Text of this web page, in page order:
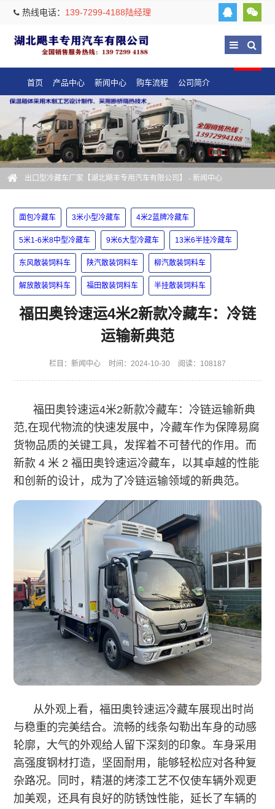
热线电话： 139-7299-4188陆经理
首页 产品中心 新闻中心 购车流程 公司简介
出口型冷藏车厂家【湖北飓丰专用汽车有限公司】 - 新闻中心
面包冷藏车 3米小型冷藏车 4米2蓝牌冷藏车
5米1-6米8中型冷藏车 9米6大型冷藏车 13米6半挂冷藏车
东风散装饲料车 陕汽散装饲料车 柳汽散装饲料车
解放散装饲料车 福田散装饲料车 半挂散装饲料车
福田奥铃速运4米2新款冷藏车：冷链
运输新典范
栏目： 新闻中心 时间：2024-10-30 阅读：108187
福田奥铃速运4米2新款冷藏车：冷链运输新典
范,在现代物流的快速发展中，冷藏车作为保障易腐
货物品质的关键工具，发挥着不可替代的作用。而
新款 4 米 2 福田奥铃速运冷藏车，以其卓越的性能
和创新的设计，成为了冷链运输领域的新典范。
从外观上看，福田奥铃速运冷藏车展现出时尚
与稳重的完美结合。流畅的线条勾勒出车身的动感
轮廓，大气的外观给人留下深刻的印象。车身采用
高强度钢材打造，坚固耐用，能够轻松应对各种复
杂路况。同时，精湛的烤漆工艺不仅使车辆外观更
加美观，还具有良好的防锈蚀性能，延长了车辆的